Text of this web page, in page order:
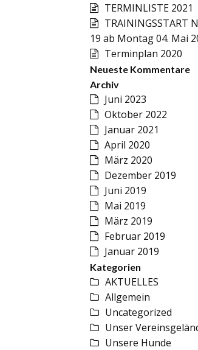
TERMINLISTE 2021
TRAININGSSTART
19 ab Montag 04. Mai
Terminplan 2020
Neueste Kommentare
Archiv
Juni 2023
Oktober 2022
Januar 2021
April 2020
März 2020
Dezember 2019
Juni 2019
Mai 2019
März 2019
Februar 2019
Januar 2019
Kategorien
AKTUELLES
Allgemein
Uncategorized
Unser
Unsere Hunde